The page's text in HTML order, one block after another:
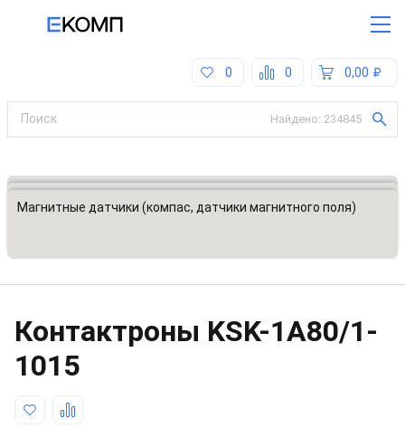
0,00
0
0
Найдено: 234845
Все категории
Датчики, преобразователи
Магнитные датчики (компас, датчики магнитного поля)
Контактроны KSK-1A80/1-
1015